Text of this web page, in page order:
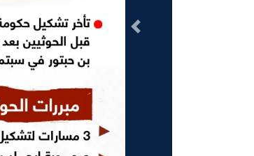
السابق